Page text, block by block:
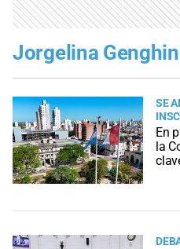
Jorgelina
SE
En
la